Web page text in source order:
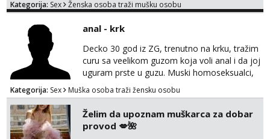
na sexdater link i javi mi se tamo....
Kategorija: Sex Ženska osoba traži mušku osobu
anal - krk
Decko 30 god iz ZG, trenutno na krku, tražim
curu sa veelikom guzom koja voli anal i da joj
uguram prste u guzu. Muski homoseksualci,
parovi i transiči odjebite, ne zanimate me. Bilo
kakva placanja opcenito (gotovina) ili
unaprijed (aircash, paysafecard, bonovi) ne
dolaze u obzir. Javit se prvo porukom na
whatsapp 0958048882.
Kategorija: Sex Muška osoba traži žensku osobu
Želim da upoznam muškarca za dobar
provod 💋🌺